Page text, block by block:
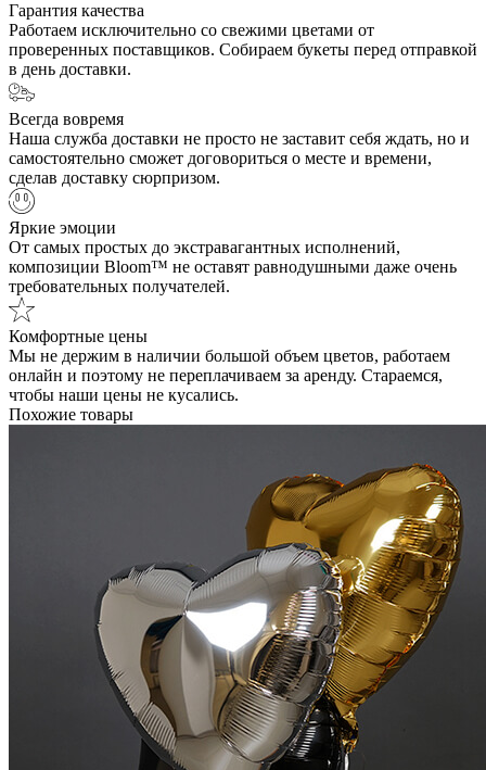
Гарантия качества
Работаем исключительно со свежими цветами от
проверенных поставщиков. Собираем букеты перед отправкой
в день доставки.
Всегда вовремя
Наша служба доставки не просто не заставит себя ждать, но и
самостоятельно сможет договориться о месте и времени,
сделав доставку сюрпризом.
Яркие эмоции
От самых простых до экстравагантных исполнений,
композиции Bloom™ не оставят равнодушными даже очень
требовательных получателей.
Комфортные цены
Мы не держим в наличии большой объем цветов, работаем
онлайн и поэтому не переплачиваем за аренду. Стараемся,
чтобы наши цены не кусались.
Похожие товары